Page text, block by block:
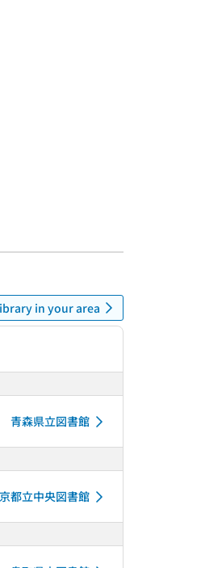
in your area
青森県立図書館
都立中央図書館